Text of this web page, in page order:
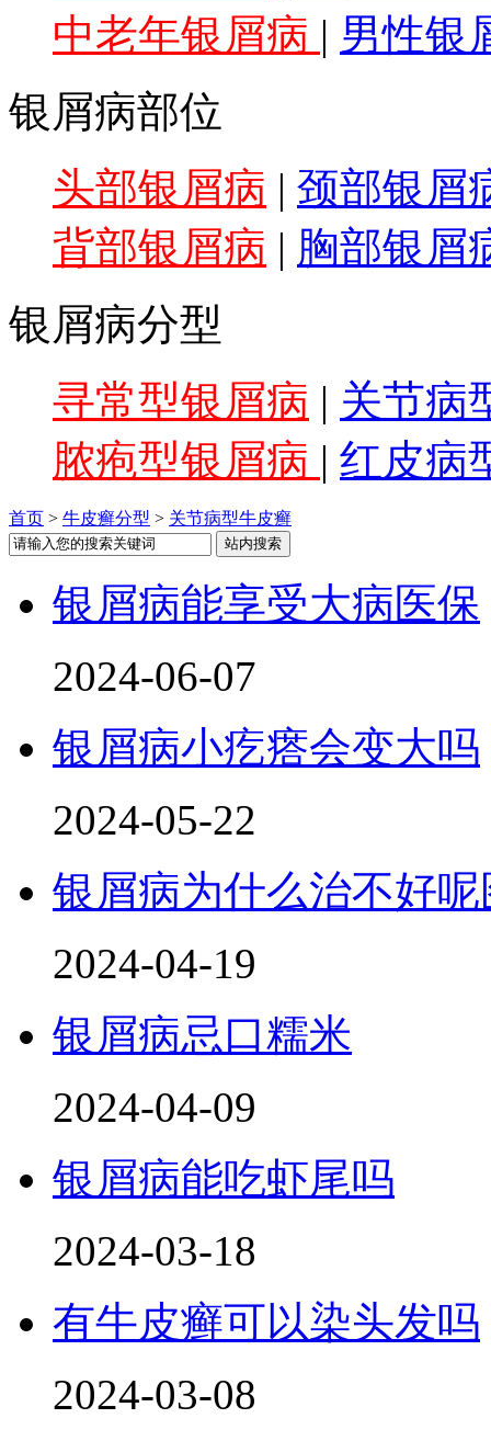
中老年银屑病 | 男性银
银屑病部位
头部银屑病 | 颈部银屑
背部银屑病 | 胸部银屑
银屑病分型
寻常型银屑病 | 关节病
脓疱型银屑病 | 红皮病
首页 > 牛皮癣分型 > 关节病型牛皮癣
银屑病能享受大病医保
2024-06-07
银屑病小疙瘩会变大吗
2024-05-22
银屑病为什么治不好呢
2024-04-19
银屑病忌口糯米
2024-04-09
银屑病能吃虾尾吗
2024-03-18
有牛皮癣可以染头发吗
2024-03-08